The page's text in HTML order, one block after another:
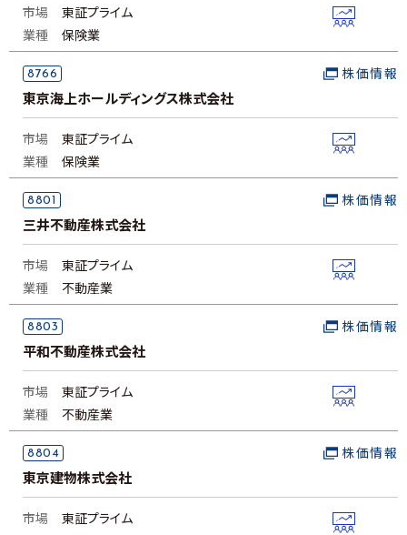
市場
東証プライム
業種
保険業
8766
東京海上ホールディングス株式会社
株価情報
市場
東証プライム
業種
保険業
8801
三井不動産株式会社
株価情報
市場
東証プライム
業種
不動産業
8803
平和不動産株式会社
株価情報
市場
東証プライム
業種
不動産業
8804
東京建物株式会社
株価情報
市場 東証プライム